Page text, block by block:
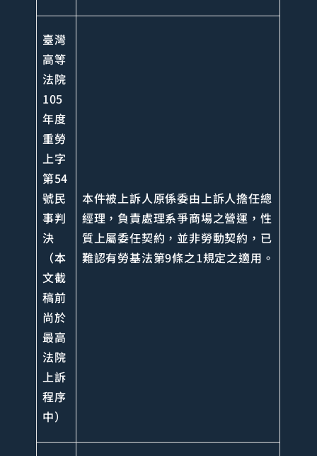
臺灣
高等
法院
105
年度
重勞
上字
第54
號民
事判
決
（本
文截
稿前
尚於
最高
法院
上訴
程序
中）
本件被上訴人原係委由上訴人擔任總
經理，負責處理系爭商場之營運，性
質上屬委任契約，並非勞動契約，已
難認有勞基法第9條之1規定之適用。